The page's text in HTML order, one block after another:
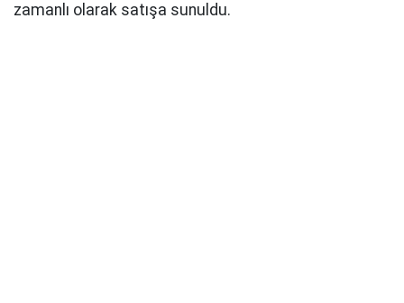
zamanlı olarak satışa sunuldu.